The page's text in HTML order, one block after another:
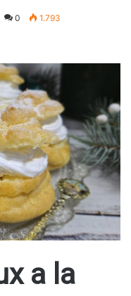
0 1.793
a la